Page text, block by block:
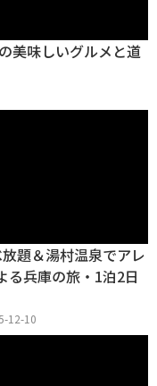
美味しいグルメと道
題＆湯村温泉でアレ
る兵庫の旅・1泊2日
12-10